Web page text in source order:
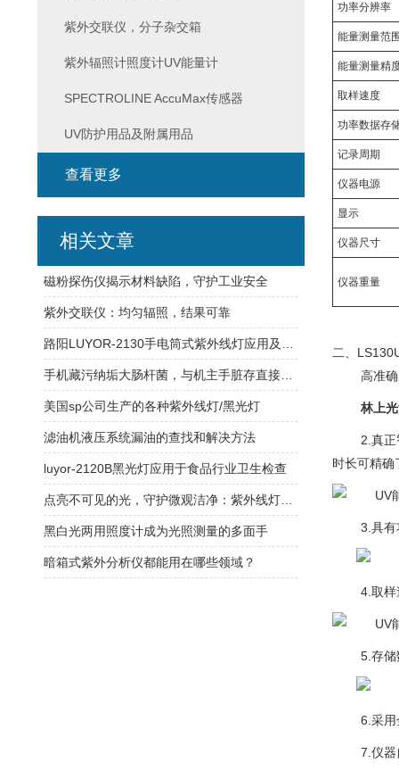
功率分辨率
能量测量范
能量测量精
取样速度
功率数据存
记录周期
仪器电源
显示
仪器尺寸
仪器重量
二、
高准
林上
2.真
时长可精确
3.具有
4.取样
5.存储
6.采用
7.仪器
紫外交联仪，分子杂交箱
紫外辐照计照度计UV能量计
SPECTROLINE AccuMax传感器
UV防护用品及附属用品
查看更多
相关文章
磁粉探伤仪揭示材料缺陷，守护工业安全
紫外交联仪：均匀辐照，结果可靠
美国sp公司生产的各种紫外线灯/黑光灯
滤油机液压系统漏油的查找和解决方法
luyor-2120B黑光灯应用于食品行业卫生检查
黑白光两用照度计成为光照测量的多面手
暗箱式紫外分析仪都能用在哪些领域？